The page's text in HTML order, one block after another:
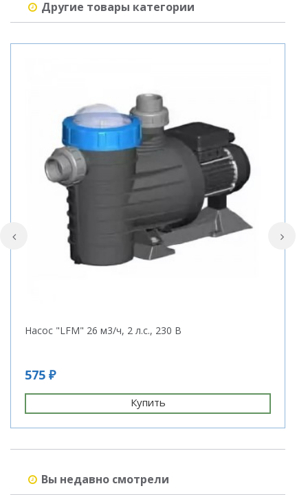
Другие товары категории
Насос "LFM" 26 м3/ч, 2 л.с., 230 В
575 ₽
Купить
Вы недавно смотрели